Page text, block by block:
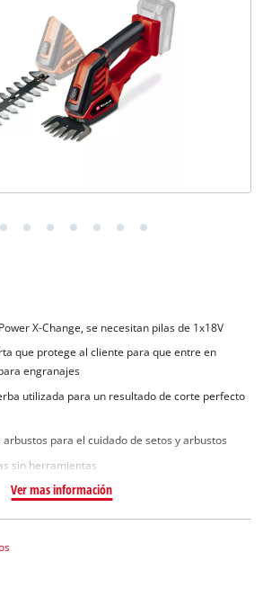
X-Change, se necesitan pilas de 1x18V
que protege al cliente para que entre en
engranajes
utilizada para un resultado de corte perfecto
para el cuidado de setos y arbustos
sin herramientas
Ver mas información